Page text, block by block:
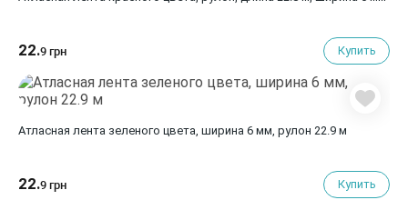
22.9 грн Купить
Атласная лента зеленого цвета, ширина 6 мм, рулон 22.9 м
22.9 грн Купить